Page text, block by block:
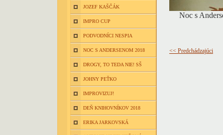
JOZEF KAŠČÁK
IMPRO CUP
PODVODNÍCI NESPIA
NOC S ANDERSENOM 2018
DROGY, TO TEDA NIE! SŠ
JOHNY PEŤKO
IMPROVIZUJ!
DEŇ KNIHOVNÍKOV 2018
ERIKA JARKOVSKÁ
Noc s
<< Predchádzajúci